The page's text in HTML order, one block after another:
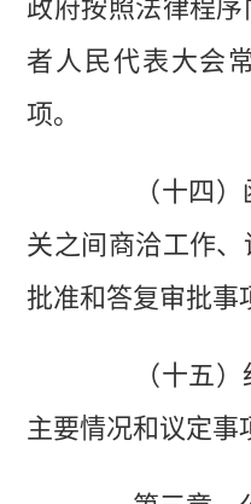
政府按照法律程
者人民代表大会
项。
（十四）
关之间商洽工作
批准和答复审批事
（十五）
主要情况和议定事